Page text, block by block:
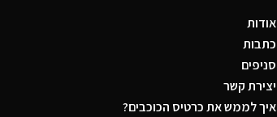
אודות
כתבות
סניפים
יצירת קשר
איך לממש את כרטיס הכוכבים?